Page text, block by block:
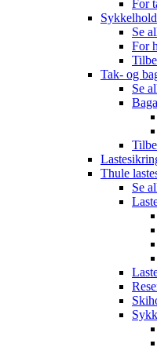
For
Se
For
Tak- og
Se
Thule
Se